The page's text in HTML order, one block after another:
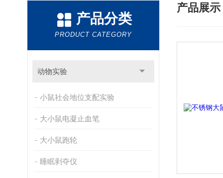
产品分类
PRODUCT CATEGORY
动物实验
小鼠社会地位支配实验
大小鼠电凝止血笔
大小鼠跑轮
睡眠剥夺仪
产品展示